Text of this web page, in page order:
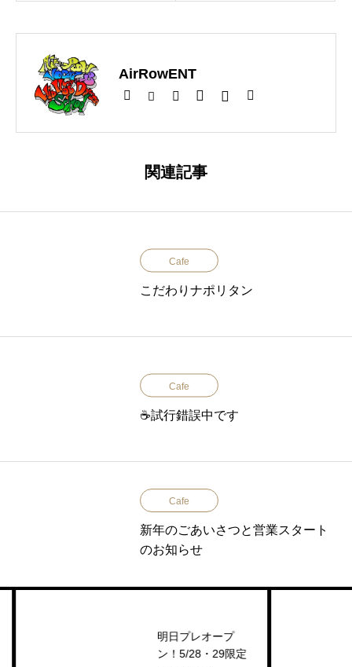
AirRowENT
関連記事
Cafe
こだわりナポリタン
Cafe
☕️試行錯誤中です
Cafe
新年のごあいさつと営業スタート
のお知らせ
明日プレオープ
ン！5/28・29限定